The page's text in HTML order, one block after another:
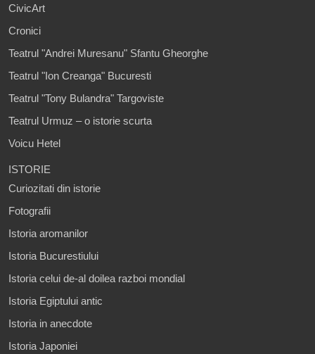
CivicArt
Cronici
Teatrul "Andrei Muresanu" Sfantu Gheorghe
Teatrul "Ion Creanga" Bucuresti
Teatrul "Tony Bulandra" Targoviste
Teatrul Urmuz – o istorie scurta
Voicu Hetel
ISTORIE
Curiozitati din istorie
Fotografii
Istoria aromanilor
Istoria Bucurestiului
Istoria celui de-al doilea razboi mondial
Istoria Egiptului antic
Istoria in anecdote
Istoria Japoniei